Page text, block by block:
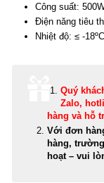
Công suất:
Điện năng tiêu
Nhiệt độ: ≤ -18ºC
Quý
Zalo,
hàng và hỗ
Với đơn
hàng,
hoạt – vui